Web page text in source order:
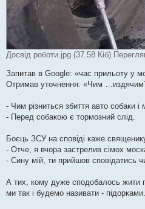
Досвід роботи.jpg (37.58 Кіб)
Запитав в Google: «час прильоту у
Отримав уточнення: «Чим
- Чим різниться збиття авто собаки і
- Перед собакою є тормозний слід.
Боєць ЗСУ на сповіді каже
- Отче, я вчора застрелив сімох
- Сину мій, ти прийшов сповідатись
А тих, кому дуже сподобалось жити
ми так і будемо називати - підорками.